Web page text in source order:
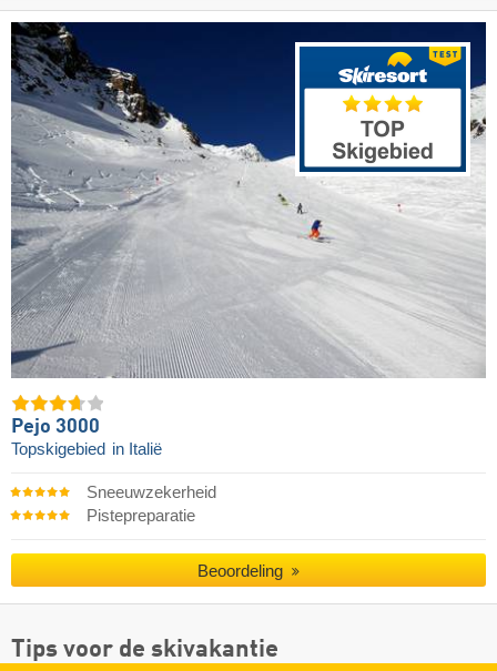
Pejo 3000
Topskigebied in Italië
Sneeuwzekerheid
Pistepreparatie
Beoordeling
Tips voor de skivakantie